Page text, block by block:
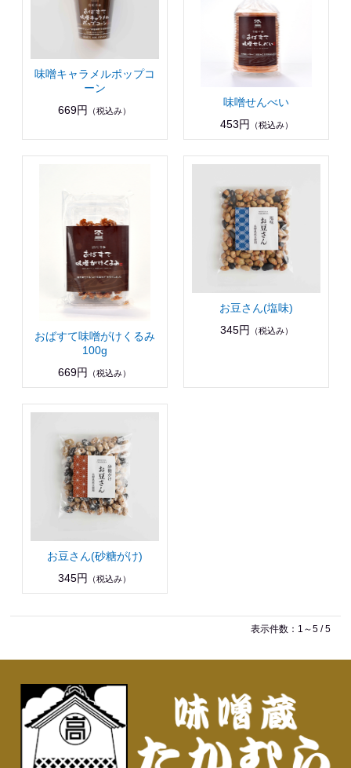
味噌キャラメルポップコ
ーン
669円
（税込み）
味噌せんべい
453円
（税込み）
おばすて味噌がけくるみ
100g
669円
（税込み）
お豆さん(塩味)
345円
（税込み）
お豆さん(砂糖がけ)
345円
（税込み）
表示件数：1～5 / 5